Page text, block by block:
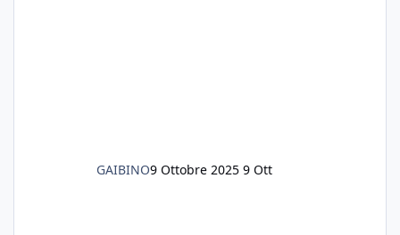
GAIBINO9 Ottobre 2025 9 Ott